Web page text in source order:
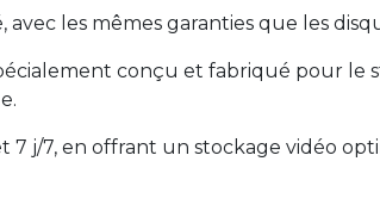
les mêmes garanties que les
conçu et fabriqué pour le
j/7, en offrant un stockage vidéo